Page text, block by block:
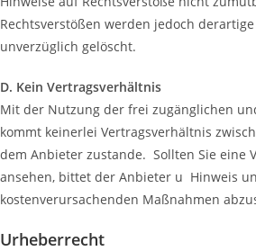
Rechtsverstößen werden jedoch
unverzüglich gelöscht.
D. Kein Vertragsverhältnis
Mit der Nutzung der frei zugänglichen
kommt keinerlei Vertragsverhältnis
dem Anbieter zustande. Sollten Sie eine
ansehen, bittet der Anbieter u Hinweis
kostenverursachenden Maßnahmen
Urheberrecht